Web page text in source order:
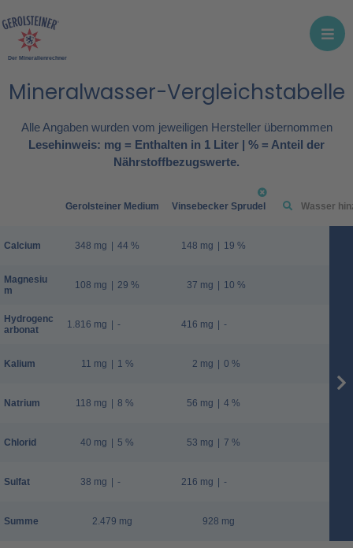
Der Mineralienrechner
Mineralwasser-Vergleichstabelle
Alle Angaben wurden vom jeweiligen Hersteller übernommen
Lesehinweis: mg = Enthalten in 1 Liter | % = Anteil der
Nährstoffbezugswerte.
Calcium
Magnesiu
m
Hydrogenc
arbonat
Kalium
Natrium
Chlorid
Sulfat
Summe
Gerolsteiner Medium
348 mg | 44 %
108 mg | 29 %
1.816 mg | -
11 mg | 1 %
118 mg | 8 %
40 mg | 5 %
38 mg | -
2.479 mg
Vinsebecker Sprudel
148 mg | 19 %
37 mg | 10 %
416 mg | -
2 mg | 0 %
56 mg | 4 %
53 mg | 7 %
216 mg | -
928 mg